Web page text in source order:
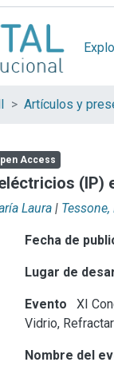
Access
(IP)
Laura |
Fecha de
Lugar de
Evento
XI
Vidrio,
Nombre del